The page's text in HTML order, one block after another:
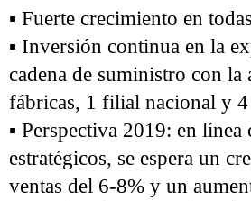
▪ Fuerte crecimiento en
▪ Inversión continua en la
cadena de suministro con la
fábricas, 1 filial nacional y
▪ Perspectiva 2019: en
estratégicos, se espera un
ventas del 6-8% y un